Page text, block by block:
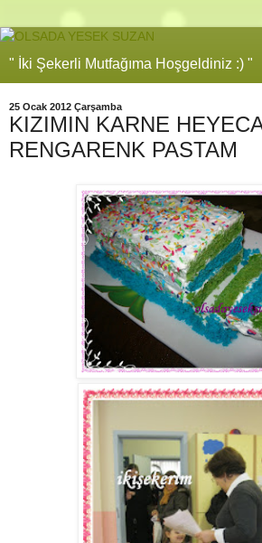
" İki Şekerli Mutfağıma Hoşgeldiniz :) "
25 Ocak 2012 Çarşamba
KIZIMIN KARNE
RENGARENK PASTAM